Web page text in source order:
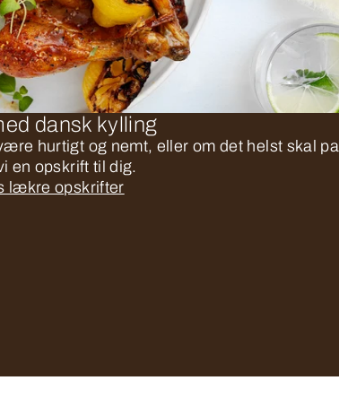
dansk kylling
hurtigt og nemt, eller om det helst skal
en opskrift til dig.
lækre opskrifter